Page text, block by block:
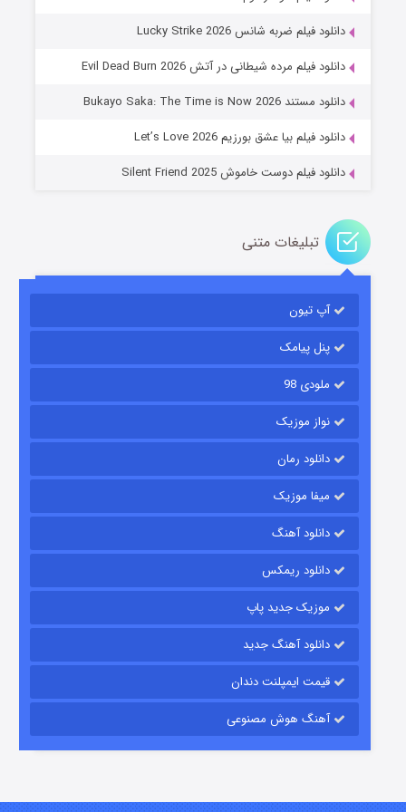
باب اسفنجی فصل ۱۷
رویایی برای تو
قسمت۱۵ (دوبله) منتشر شد
قسمت۲ (دوبله) منتشر شد
این دریا طغیان خواهد کرد
دانلود فیلم ضربه شانس Lucky Strike 2026
دانلود فیلم مرده شیطانی در آتش Evil Dead Burn 2026
دانلود مستند Bukayo Saka: The Time is Now 2026
دانلود فیلم بیا عشق بورزیم Let’s Love 2026
دانلود فیلم دوست خاموش Silent Friend 2025
تبلیغات متنی
آپ تیون
پنل پیامک
ملودی 98
نواز موزیک
دانلود رمان
میفا موزیک
دانلود آهنگ
دانلود ریمکس
موزیک جدید پاپ
دانلود آهنگ جدید
قیمت ایمپلنت دندان
آهنگ هوش مصنوعی